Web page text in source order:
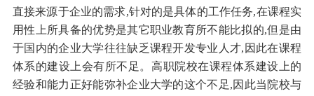
直接来源于企业的需求,针对的是具体的工作任务,在课程实
用性上所具备的优势是其它职业教育所不能比拟的,但是由
于国内的企业大学往往缺乏课程开发专业人才,因此在课程
体系的建设上会有所不足。高职院校在课程体系建设上的
经验和能力正好能弥补企业大学的这个不足,因此当院校与